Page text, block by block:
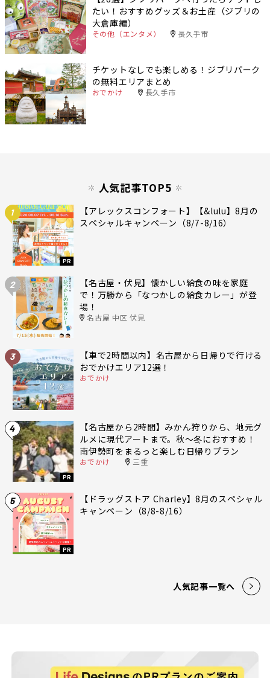
たい！おすすめグッズ＆お土産（ジブリの
大倉庫編）
その他（エンタメ） 長久手市
チケットなしでも楽しめる！ジブリパーク
の無料エリアまとめ
おでかけ 長久手市
人気記事TOP5
1
PR
【アレックスコンフォート】【&lulu】8月の
スペシャルキャンペーン（8/7-8/16）
2
【名古屋・伏見】懐かしい給食の味を家庭
で！万勝から「なつかしの給食カレー」が登
場！
名古屋 中区 伏見
3
【車で2時間以内】名古屋から日帰りで行ける
おでかけエリア12選！
おでかけ
4
PR
【名古屋から2時間】みかん狩りから、地元グ
ルメに現代アートまで。秋〜冬におすすめ！
南伊勢町をまるっと楽しむ日帰りプラン
おでかけ 三重
5
PR
【ドラッグストア Charley】8月のスペシャル
キャンペーン（8/8-8/16）
人気記事一覧へ